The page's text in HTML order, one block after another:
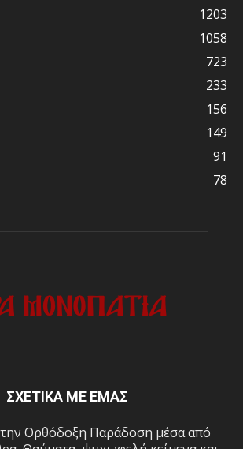
1203
1058
723
233
156
149
91
78
ΣΧΕΤΙΚΑ ΜΕ ΕΜΑΣ
Ορθόδοξη Παράδοση μέσα από